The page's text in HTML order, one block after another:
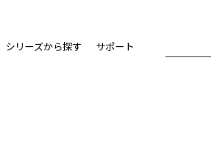
シリーズから探す サポート